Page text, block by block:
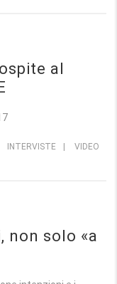
al
INTERVISTE VIDEO
non solo «a